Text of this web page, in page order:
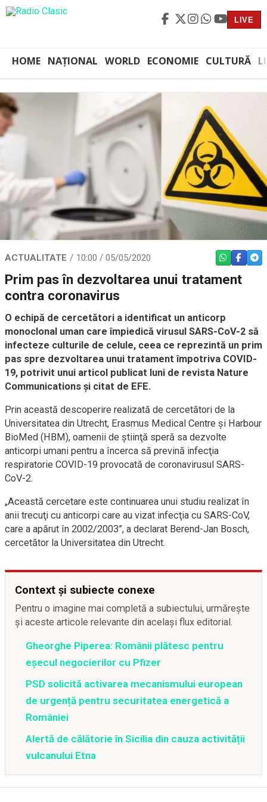
LIVE
HOME NAȚIONAL WORLD ECONOMIE CULTURĂ
ACTUALITATE 10:00 / 05/05/2020 WHATSAPP
Prim pas în dezvoltarea unui tratament
contra coronavirus
O echipă de cercetători a identificat un anticorp
monoclonal uman care împiedică virusul SARS-CoV-2 să
infecteze culturile de celule, ceea ce reprezintă un prim
pas spre dezvoltarea unui tratament împotriva COVID-
19, potrivit unui articol publicat luni de revista Nature
Communications şi citat de EFE.
Prin această descoperire realizată de cercetători de la
Universitatea din Utrecht, Erasmus Medical Centre şi Harbour
BioMed (HBM), oamenii de ştiinţă speră sa dezvolte
anticorpi umani pentru a încerca să prevină infecţia
respiratorie COVID-19 provocată de coronavirusul SARS-
CoV-2.
„Această cercetare este continuarea unui studiu realizat în
anii trecuţi cu anticorpi care au vizat infecţia cu SARS-CoV,
care a apărut în 2002/2003”, a declarat Berend-Jan Bosch,
cercetător la Universitatea din Utrecht.
Context și subiecte conexe
Pentru o imagine mai completă a subiectului, urmărește
și aceste articole relevante din același flux editorial.
Gheorghe Piperea: Românii plătesc pentru
eșecul negocierilor cu Pfizer
PSD solicită activarea mecanismului european
de urgență pentru securitatea energetică a
României
Alertă de călătorie în Sicilia din cauza activității
vulcanului Etna